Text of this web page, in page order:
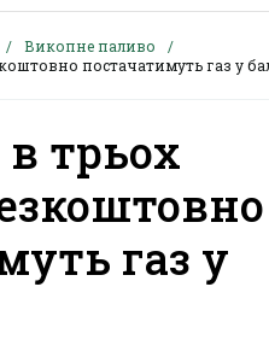
Викопне паливо
постачатимуть газ у
трьох
газ у